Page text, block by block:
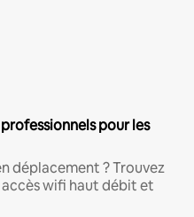
pour les
déplacement ? Trouvez
wifi haut débit et